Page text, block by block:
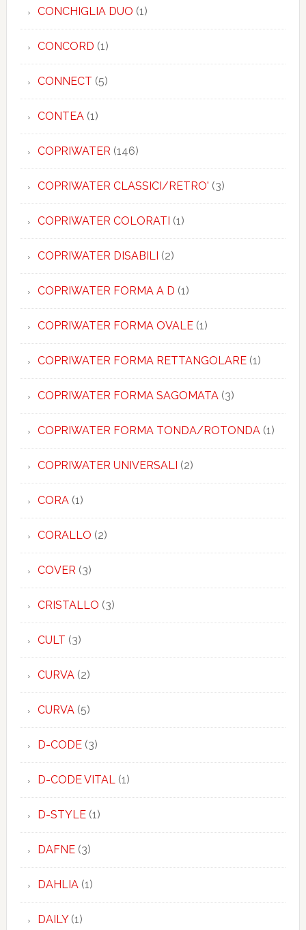
CONCHIGLIA DUO (1)
CONCORD (1)
CONNECT (5)
CONTEA(1)
COPRIWATER (146)
COPRIWATER CLASSICI/RETRO' (3)
COPRIWATER COLORATI (1)
COPRIWATER DISABILI (2)
COPRIWATER FORMA A D (1)
COPRIWATER FORMA OVALE(1)
COPRIWATER FORMA RETTANGOLARE(1)
COPRIWATER FORMA SAGOMATA(3)
COPRIWATER FORMA TONDA/ROTONDA(1)
COPRIWATER UNIVERSALI (2)
CORA(1)
CORALLO (2)
COVER (3)
CRISTALLO (3)
CULT (3)
CURVA(2)
CURVA(5)
D-CODE(3)
D-CODE VITAL(1)
D-STYLE(1)
DAFNE(3)
DAHLIA(1)
DAILY(1)